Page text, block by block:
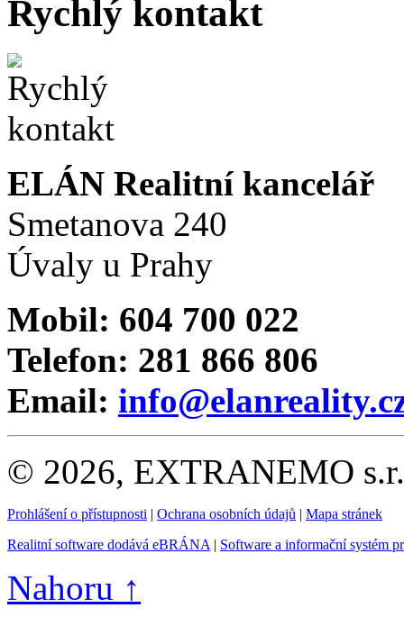
Rychlý kontakt
ELÁN Realitní kancelář
Smetanova 240
Úvaly u Prahy
Mobil: 604 700 022
Telefon: 281 866 806
Email:
© 2026, EXTRANEMO
Prohlášení o přístupnosti | Ochrana osobních údajů | Mapa stránek
Realitní software dodává eBRÁNA | Software a informační systém
Nahoru ↑